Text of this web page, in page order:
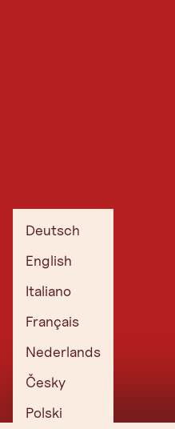
Deutsch
English
Italiano
Français
Nederlands
Česky
Polski